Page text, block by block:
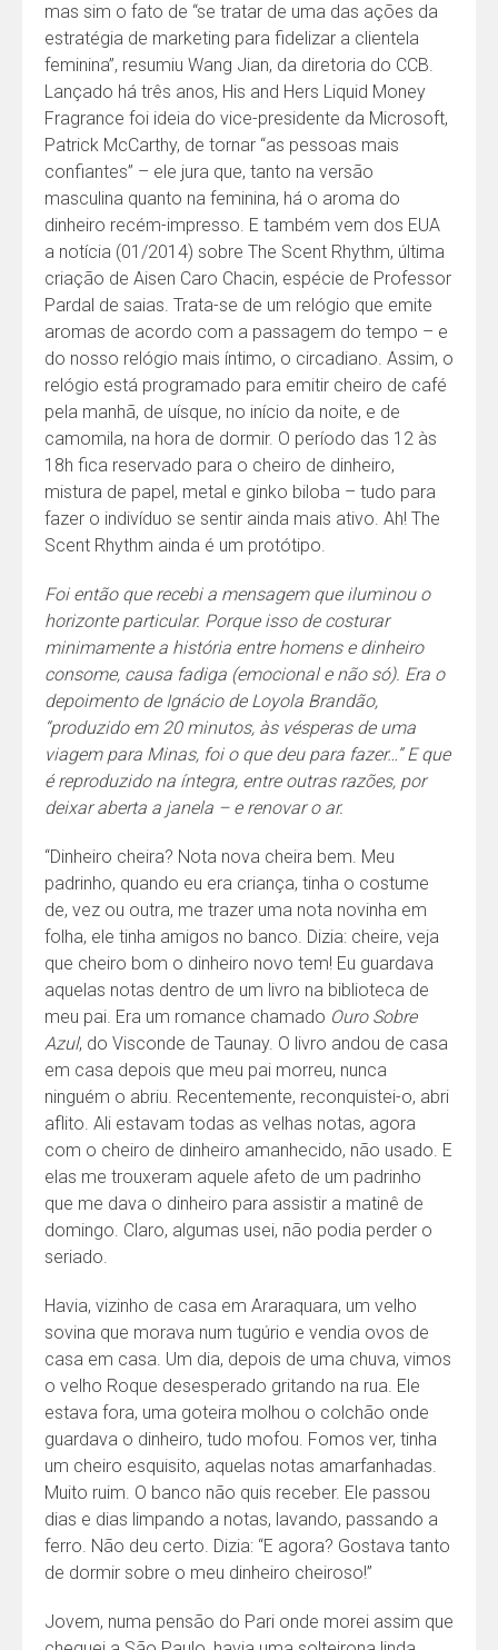
mas sim o fato de “se tratar de uma das ações da
estratégia de marketing para fidelizar a clientela
feminina”, resumiu Wang Jian, da diretoria do CCB.
Lançado há três anos, His and Hers Liquid Money
Fragrance foi ideia do vice-presidente da Microsoft,
Patrick McCarthy, de tornar “as pessoas mais
confiantes” – ele jura que, tanto na versão
masculina quanto na feminina, há o aroma do
dinheiro recém-impresso. E também vem dos EUA
a notícia (01/2014) sobre The Scent Rhythm, última
criação de Aisen Caro Chacin, espécie de Professor
Pardal de saias. Trata-se de um relógio que emite
aromas de acordo com a passagem do tempo – e
do nosso relógio mais íntimo, o circadiano. Assim, o
relógio está programado para emitir cheiro de café
pela manhã, de uísque, no início da noite, e de
camomila, na hora de dormir. O período das 12 às
18h fica reservado para o cheiro de dinheiro,
mistura de papel, metal e ginko biloba – tudo para
fazer o indivíduo se sentir ainda mais ativo. Ah! The
Scent Rhythm ainda é um protótipo.
Foi então que recebi a mensagem que iluminou o
horizonte particular. Porque isso de costurar
minimamente a história entre homens e dinheiro
consome, causa fadiga (emocional e não só). Era o
depoimento de Ignácio de Loyola Brandão,
“produzido em 20 minutos, às vésperas de uma
viagem para Minas, foi o que deu para fazer…” E que
é reproduzido na íntegra, entre outras razões, por
deixar aberta a janela – e renovar o ar.
“Dinheiro cheira? Nota nova cheira bem. Meu
padrinho, quando eu era criança, tinha o costume
de, vez ou outra, me trazer uma nota novinha em
folha, ele tinha amigos no banco. Dizia: cheire, veja
que cheiro bom o dinheiro novo tem! Eu guardava
aquelas notas dentro de um livro na biblioteca de
meu pai. Era um romance chamado Ouro Sobre
Azul, do Visconde de Taunay. O livro andou de casa
em casa depois que meu pai morreu, nunca
ninguém o abriu. Recentemente, reconquistei-o, abri
aflito. Ali estavam todas as velhas notas, agora
com o cheiro de dinheiro amanhecido, não usado. E
elas me trouxeram aquele afeto de um padrinho
que me dava o dinheiro para assistir a matinê de
domingo. Claro, algumas usei, não podia perder o
seriado.
Havia, vizinho de casa em Araraquara, um velho
sovina que morava num tugúrio e vendia ovos de
casa em casa. Um dia, depois de uma chuva, vimos
o velho Roque desesperado gritando na rua. Ele
estava fora, uma goteira molhou o colchão onde
guardava o dinheiro, tudo mofou. Fomos ver, tinha
um cheiro esquisito, aquelas notas amarfanhadas.
Muito ruim. O banco não quis receber. Ele passou
dias e dias limpando a notas, lavando, passando a
ferro. Não deu certo. Dizia: “E agora? Gostava tanto
de dormir sobre o meu dinheiro cheiroso!”
Jovem, numa pensão do Pari onde morei assim que